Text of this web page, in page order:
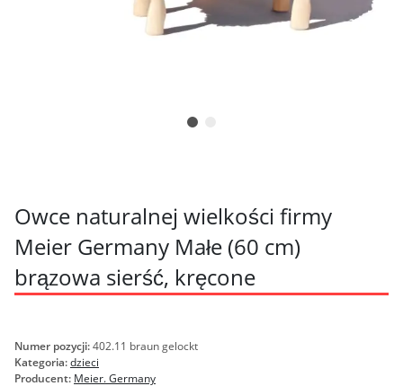
Owce naturalnej wielkości firmy
Meier Germany Małe (60 cm)
brązowa sierść, kręcone
Numer pozycji:402.11 braun gelockt
Kategoria:dzieci
Producent: Meier. Germany